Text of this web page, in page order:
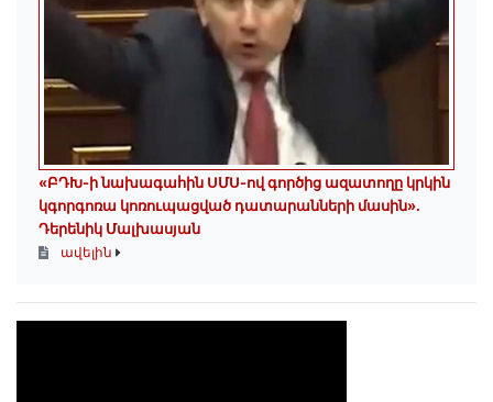
«ԲԴԽ-ի նախագահին ՍՄՍ-ով գործից ազատողը կրկին
կգորգոռա կոռուպացված դատարանների մասին».
Դերենիկ Մալխասյան
ավելին